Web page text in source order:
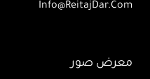
Info@ReitajDar.com
معرض صور